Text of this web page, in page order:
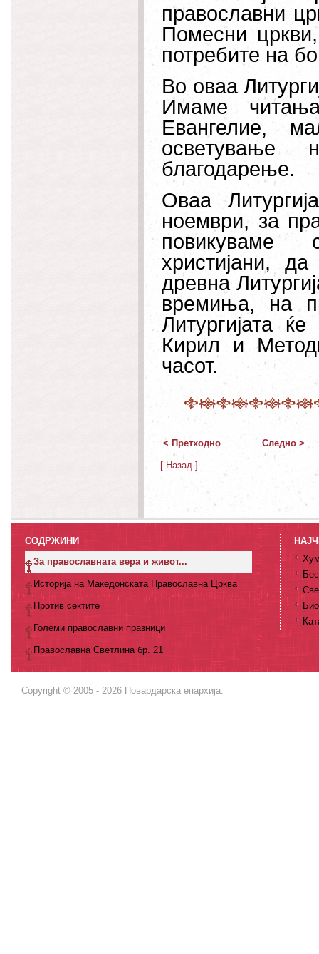
православни
Помесни
потребите на
Во оваа
Имаме
Евангелие,
осветување
благодарење.
Оваа
ноември, за
повикуваме
христијани,
древна
времиња, на
Литургијата
Кирил и
часот.
< Претходно Следно >
[ Назад ]
СОДРЖИНИ
За православната вера и живот...
Историја на Македонската Православна Црква
Против сектите
Големи православни празници
Православна Светлина бр. 21
Copyright © 2005 - 2026 Повардарска епархија.